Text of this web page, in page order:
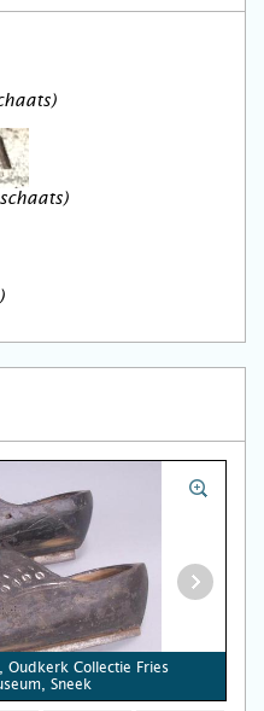
Oudkerk Collectie Fries
Sneek